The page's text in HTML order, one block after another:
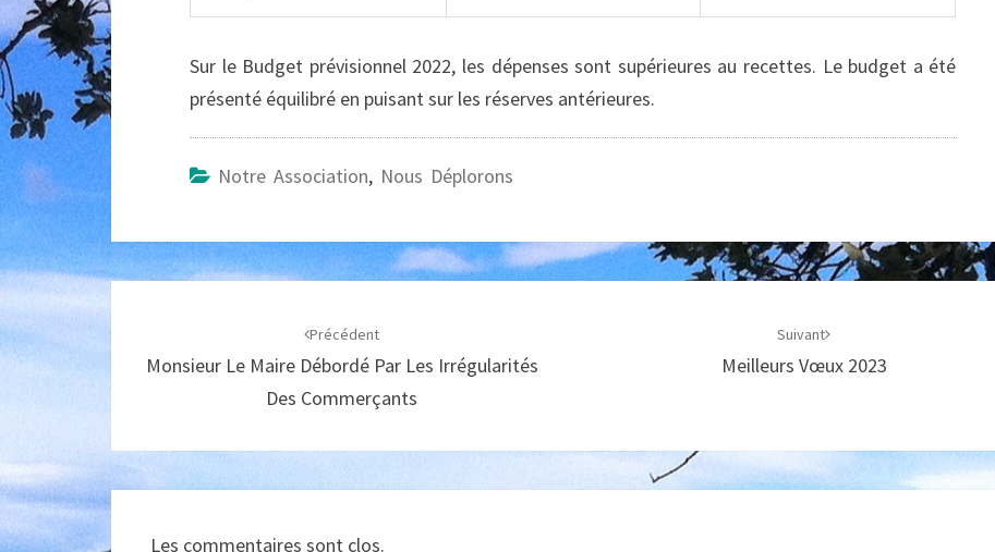
Sur le Budget prévisionnel 2022, les dépenses sont supérieures au recettes. Le budget a été
présenté équilibré en puisant sur les réserves antérieures.
Notre Association, Nous Déplorons
Précédent
Monsieur Le Maire Débordé Par Les Irrégularités
Des Commerçants
Suivant
Meilleurs Vœux 2023
Les commentaires sont clos.